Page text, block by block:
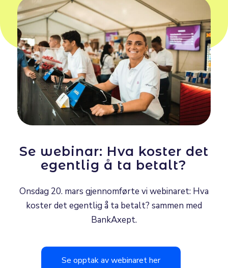
Se webinar: Hva koster det
egentlig å ta betalt?
Onsdag 20. mars gjennomførte vi webinaret: Hva
koster det egentlig å ta betalt? sammen med
BankAxept.
Se opptak av webinaret her